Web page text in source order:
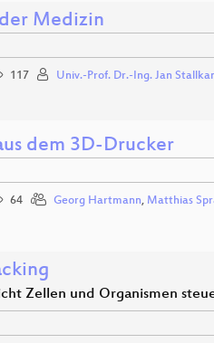
Medizin
117 Univ.-Prof. Dr.-Ing. Jan
dem 3D-Drucker
64 Georg Hartmann, Matthias
Zellen und Organismen